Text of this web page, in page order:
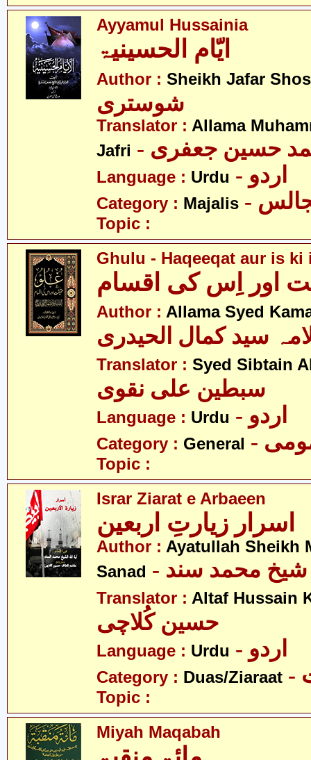
Ayyamul Hussainia
ایّام الحسینیۃ
Author : Sheikh Jafar
شوستری
Translator : Allama
Jafri
حسین جعفری
Language : Urdu - اردو
Category : Majalis
Topic :
Ghulu - Haqeeqat aur is ki
اور اِس کی اقسام
Author : Allama Syed
سید کمال الحیدری
Translator : Syed Sibtain
سبطین علی نقوی
Language : Urdu - اردو
Category : General
Topic :
Israr Ziarat e Arbaeen
اسرار زیارتِ اربعین
Author : Ayatullah Sheikh
Sanad
شیخ محمد سند
Translator : Altaf Hussain
حسین کُلاچی
Language : Urdu - اردو
Category : Duas/Ziaraat
Topic :
Miyah Maqabah